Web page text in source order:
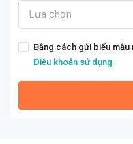
Lựa chọn
Bằng cách gửi biểu mẫu
Điều khoản sử dụng